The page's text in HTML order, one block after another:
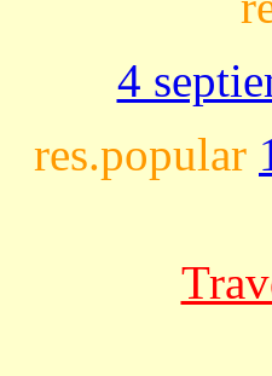
4
res.popular